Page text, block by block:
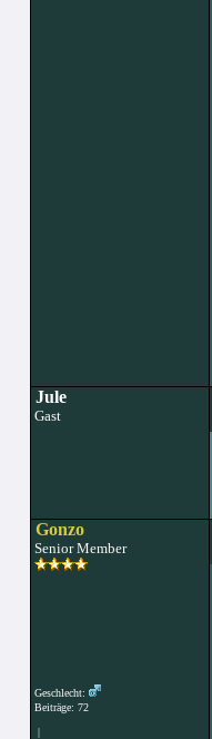
Jule
Gast
Gonzo
Senior Member
Geschlecht:
Beiträge: 72
|